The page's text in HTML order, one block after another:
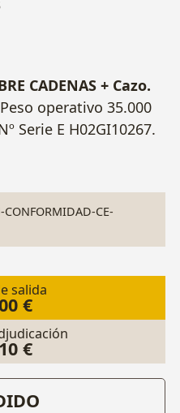
CADENAS + Cazo.
operativo 35.000
Serie E H02GI10267.
CONFORMIDAD-CE-
salida
€
€